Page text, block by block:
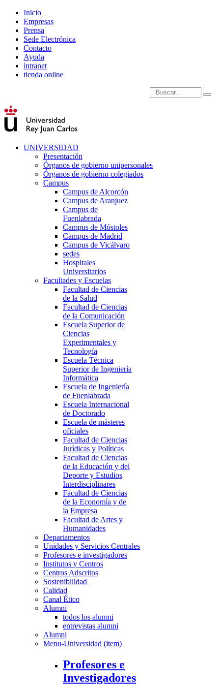
Inicio
Empresas
Prensa
Sede Electrónica
Contacto
Ayuda
intranet
tienda online
Introduce términos de
UNIVERSIDAD
Presentación
Órganos de gobierno unipersonales
Órganos de gobierno colegiados
Campus
Campus de Alcorcón
Campus de Aranjuez
Campus de
Fuenlabrada
Campus de Móstoles
Campus de Madrid
Campus de Vicálvaro
sedes
Hospitales
Universitarios
Facultades y Escuelas
Facultad de Ciencias
de la Salud
Facultad de Ciencias
de la Comunicación
Escuela Superior de
Ciencias
Experimentales y
Tecnología
Escuela Técnica
Superior de Ingeniería
Informática
Escuela de Ingeniería
de Fuenlabrada
Escuela Internacional
de Doctorado
Escuela de másteres
oficiales
Facultad de Ciencias
Jurídicas y Políticas
Facultad de Ciencias
de la Educación y del
Deporte y Estudios
Interdisciplinares
Facultad de Ciencias
de la Economía y de
la Empresa
Facultad de Artes y
Humanidades
Departamentos
Unidades y Servicios Centrales
Profesores e investigadores
Institutos y Centros
Centros Adscritos
Sostenibilidad
Calidad
Canal Ético
Alumni
todos los alumni
entrevistas alumni
Alumni
Menu-Universidad (item)
Profesores e
Investigadores